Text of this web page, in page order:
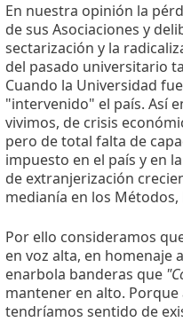
En nuestra opinión la
de sus Asociaciones y
sectarización y la
del pasado universitario
Cuando la Universidad
"intervenido" el país. Así
vivimos, de crisis
pero de total falta de
impuesto en el país y en
de extranjerización
medianía en los
Por ello consideramos
en voz alta, en homenaje
enarbola banderas que
mantener en alto. Porque
tendríamos sentido de